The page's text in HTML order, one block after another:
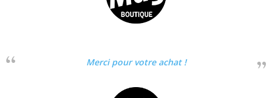
Merci pour votre achat !